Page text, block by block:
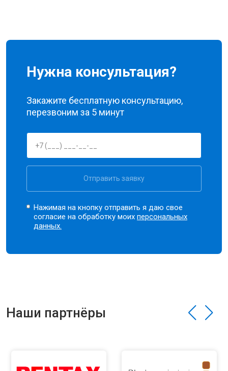
Нужна консультация?
Закажите бесплатную консультацию,
перезвоним за 5 минут
Отправить заявку
Нажимая на кнопку отправить я даю свое
согласие на обработку моихперсональных
данных.
Наши партнёры